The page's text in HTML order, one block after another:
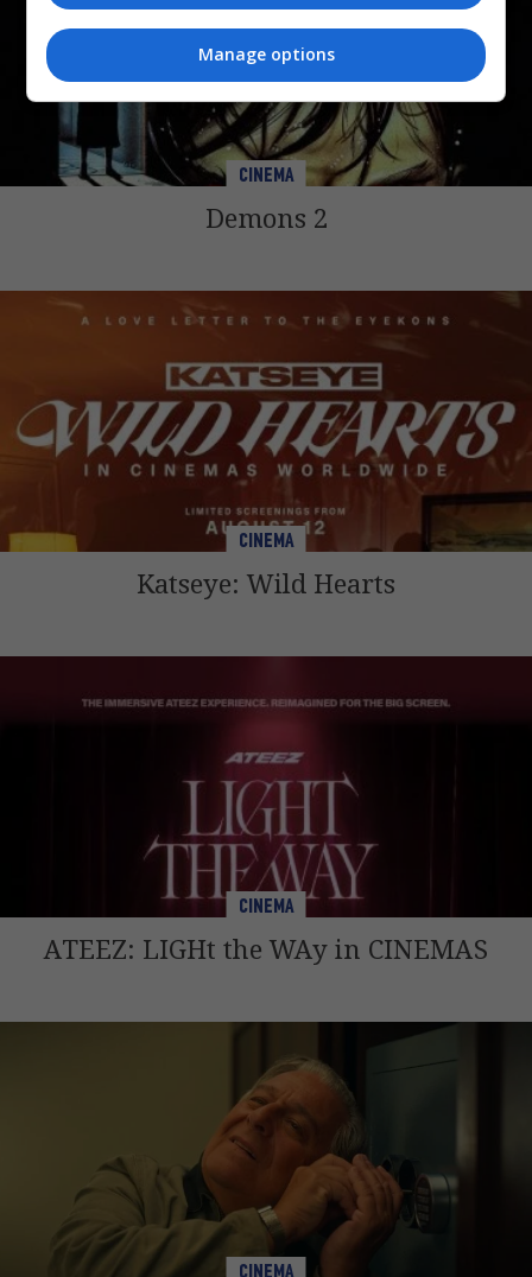
CINEMA
Demons 2
CINEMA
Katseye: Wild Hearts
CINEMA
ATEEZ: LIGHt the WAy in CINEMAS
Manage options